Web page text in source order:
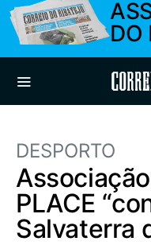
DO
DESPORTO
PLACE
Salvaterra